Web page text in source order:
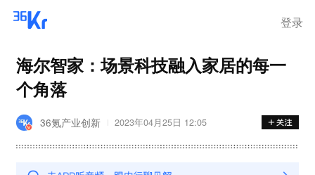
登录
海尔智家：场景科技融入家居的每一
个角落
36氪产业创新 2023年04月25日 12:05